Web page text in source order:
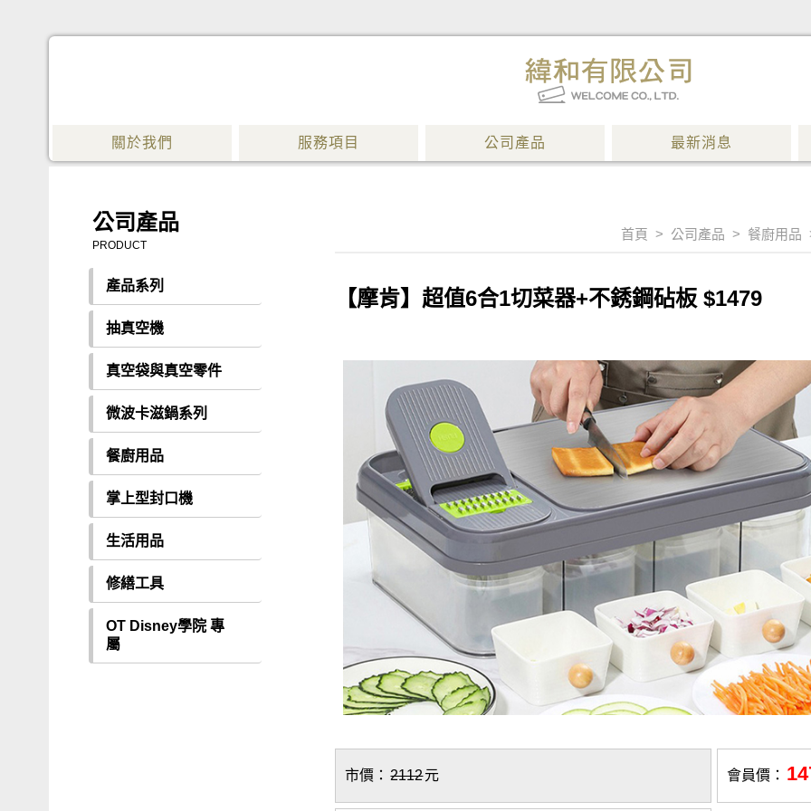
關於我們 服務項目 公司產品 最新消息
公司產品
PRODUCT
產品系列
抽真空機
真空袋與真空零件
微波卡滋鍋系列
餐廚用品
掌上型封口機
生活用品
修繕工具
OT Disney學院 專
屬
首頁 > 公司產品 > 餐廚用品
【摩肯】超值6合1切菜器+不銹鋼砧板 $1479
市價： 2112元 會員價：